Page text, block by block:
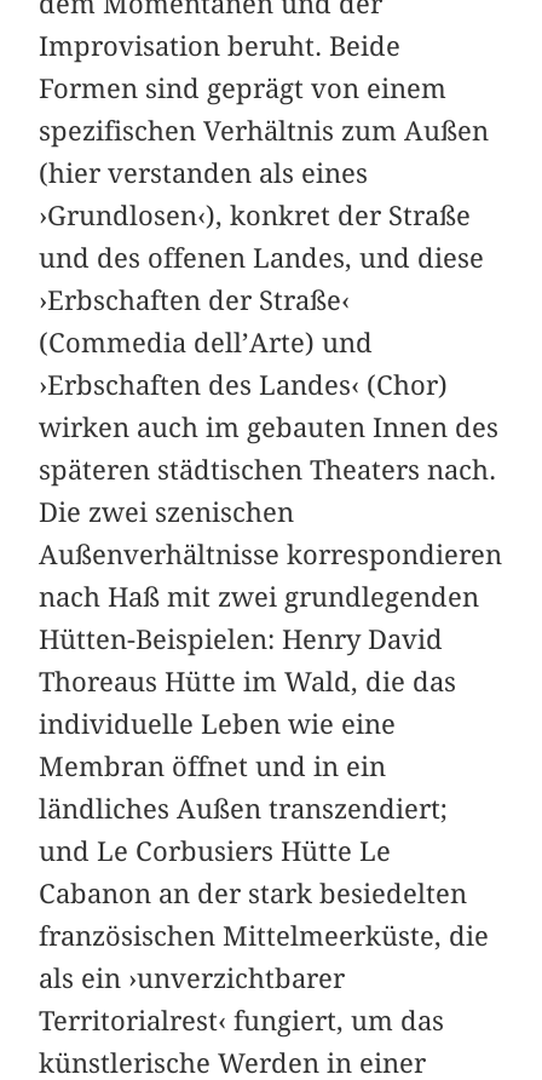
Improvisation beruht. Beide
Formen sind geprägt von einem
spezifischen Verhältnis zum Außen
(hier verstanden als eines
›Grundlosen‹), konkret der Straße
und des offenen Landes, und diese
›Erbschaften der Straße‹
(Commedia dell’Arte) und
›Erbschaften des Landes‹ (Chor)
wirken auch im gebauten Innen des
späteren städtischen Theaters nach.
Die zwei szenischen
Außenverhältnisse korrespondieren
nach Haß mit zwei grundlegenden
Hütten-Beispielen: Henry David
Thoreaus Hütte im Wald, die das
individuelle Leben wie eine
Membran öffnet und in ein
ländliches Außen transzendiert;
und Le Corbusiers Hütte Le
Cabanon an der stark besiedelten
französischen Mittelmeerküste, die
als ein ›unverzichtbarer
Territorialrest‹ fungiert, um das
künstlerische Werden in einer